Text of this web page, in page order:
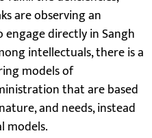
are observing an
engage directly in Sangh
intellectuals, there is a
models of
that are based
and needs, instead
models.